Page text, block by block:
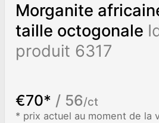
Morganite
taille octogonale
produit 6317
€70* / 56/ct
* prix actuel au moment de